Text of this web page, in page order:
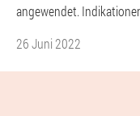
angewendet.
26 Juni 2022